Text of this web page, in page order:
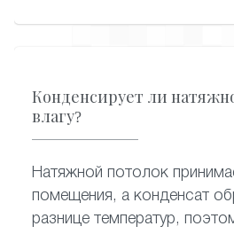
из помещения до начала
Конденсирует ли
влагу?
Натяжной потолок
помещения, а конденсат
разнице температур,